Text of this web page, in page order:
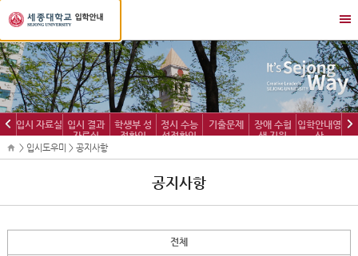
세
종
대
학
교
입
학
정
보
뉴
열
기/
닫
기
이
전
다
음
입시 자료실 입시 결과
자료실
학생부 성
적확인
정시 수능
성적확인
기출문제
장애 수험
생 지원
입학안내영
상
> 입시도우미 > 공지사항
공지사항
전체